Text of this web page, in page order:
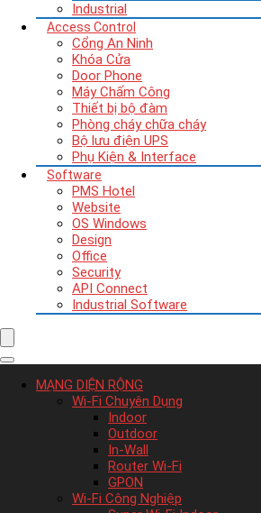
Industrial
Access Control
Cổng An Ninh
Khóa Cửa
Door Phone
Máy Chấm Công
Thiết bị bộ đàm
Phòng cháy chữa cháy
Bộ lưu điện UPS
Phụ Kiện & Interface
Software
PMS Hotel
Website
OS Windows
Design
Office
Security
API Connect
Industrial Software
MẠNG DIỆN RỘNG
Wi-Fi Chuyên Dụng
Indoor
Outdoor
In-Wall
Router Wi-Fi
GPON
Wi-Fi Công Nghiệp